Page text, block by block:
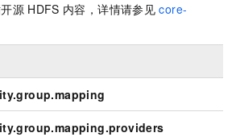
源 HDFS 内容，详情请参见 core-